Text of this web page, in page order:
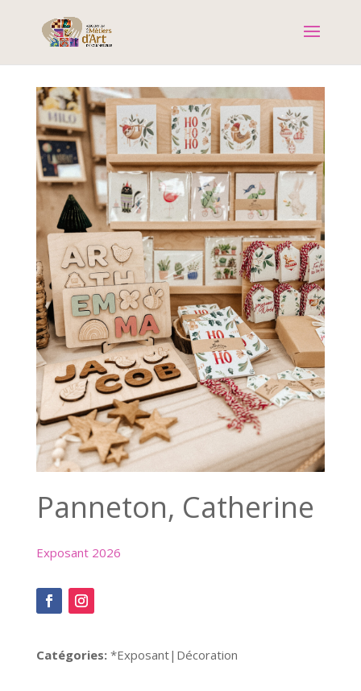
Panneton, Catherine
Exposant 2026
Catégories: *Exposant|Décoration